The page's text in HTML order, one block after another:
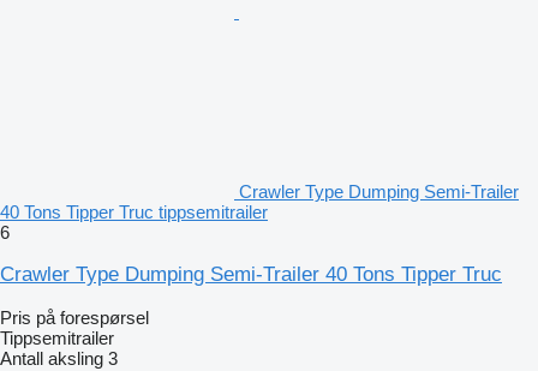
Crawler Type Dumping Semi-Trailer
40 Tons Tipper Truc tippsemitrailer
6
Crawler Type Dumping Semi-Trailer 40 Tons Tipper Truc
Pris på forespørsel
Tippsemitrailer
Antall aksling 3